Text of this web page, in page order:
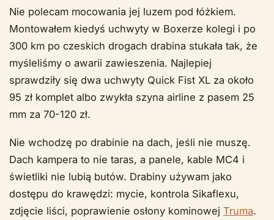
Nie polecam mocowania jej luzem pod łóżkiem.
Montowałem kiedyś uchwyty w Boxerze kolegi i po
300 km po czeskich drogach drabina stukała tak, że
myśleliśmy o awarii zawieszenia. Najlepiej
sprawdziły się dwa uchwyty Quick Fist XL za około
95 zł komplet albo zwykła szyna airline z pasem 25
mm za 70-120 zł.
Nie wchodzę po drabinie na dach, jeśli nie muszę.
Dach kampera to nie taras, a panele, kable MC4 i
świetliki nie lubią butów. Drabiny używam jako
dostępu do krawędzi: mycie, kontrola Sikaflexu,
zdjęcie liści, poprawienie osłony kominowej Truma.